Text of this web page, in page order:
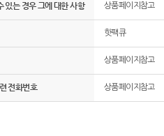
있는 경우 그에 대한 사항 상품페이지참고
핫팩큐
상품페이지참고
전화번호 상품페이지참고